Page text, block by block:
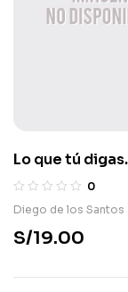
Lo que tú
Querido Dios
0
Diego de los Santos
S/19.00